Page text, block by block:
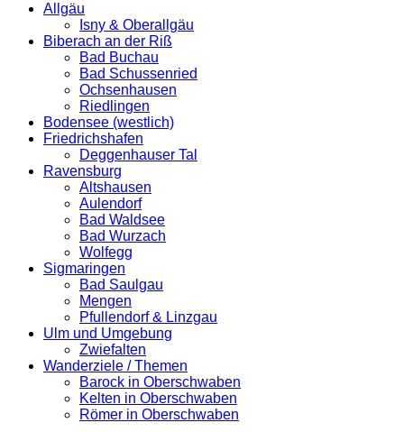
Allgäu
Isny & Oberallgäu
Biberach an der Riß
Bad Buchau
Bad Schussenried
Ochsenhausen
Riedlingen
Bodensee (westlich)
Friedrichshafen
Deggenhauser Tal
Ravensburg
Altshausen
Aulendorf
Bad Waldsee
Bad Wurzach
Wolfegg
Sigmaringen
Bad Saulgau
Mengen
Pfullendorf & Linzgau
Ulm und Umgebung
Zwiefalten
Wanderziele / Themen
Barock in Oberschwaben
Kelten in Oberschwaben
Römer in Oberschwaben